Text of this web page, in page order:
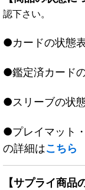
認下さい。
●カードの状態
●鑑定済カード
●スリーブの状
●プレイマット
の詳細はこちら
【サプライ商品